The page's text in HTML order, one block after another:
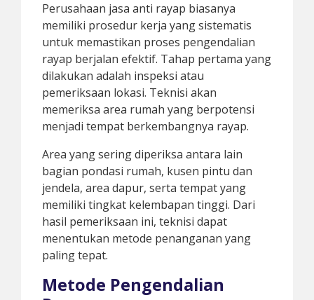
Perusahaan jasa anti rayap biasanya
memiliki prosedur kerja yang sistematis
untuk memastikan proses pengendalian
rayap berjalan efektif. Tahap pertama yang
dilakukan adalah inspeksi atau
pemeriksaan lokasi. Teknisi akan
memeriksa area rumah yang berpotensi
menjadi tempat berkembangnya rayap.
Area yang sering diperiksa antara lain
bagian pondasi rumah, kusen pintu dan
jendela, area dapur, serta tempat yang
memiliki tingkat kelembapan tinggi. Dari
hasil pemeriksaan ini, teknisi dapat
menentukan metode penanganan yang
paling tepat.
Metode Pengendalian